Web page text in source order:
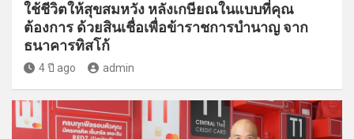
ใช้ชีวิตให้สุขสมหวัง หลังเกษียณในแบบที่คุณ
ต้องการ ด้วยสินเชื่อเพื่อข้าราชการบำนาญ จาก
ธนาคารทิสโก้
4 ปี ago admin